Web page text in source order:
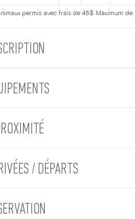
permis avec frais de 45$ Maximum de
/ DÉPARTS